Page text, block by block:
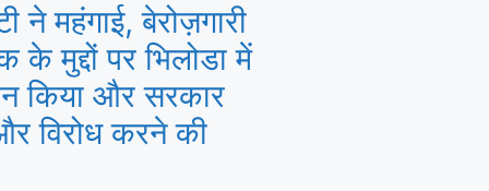
ने महंगाई, बेरोज़गारी
मुद्दों पर भिलोडा में
किया और सरकार
विरोध करने की